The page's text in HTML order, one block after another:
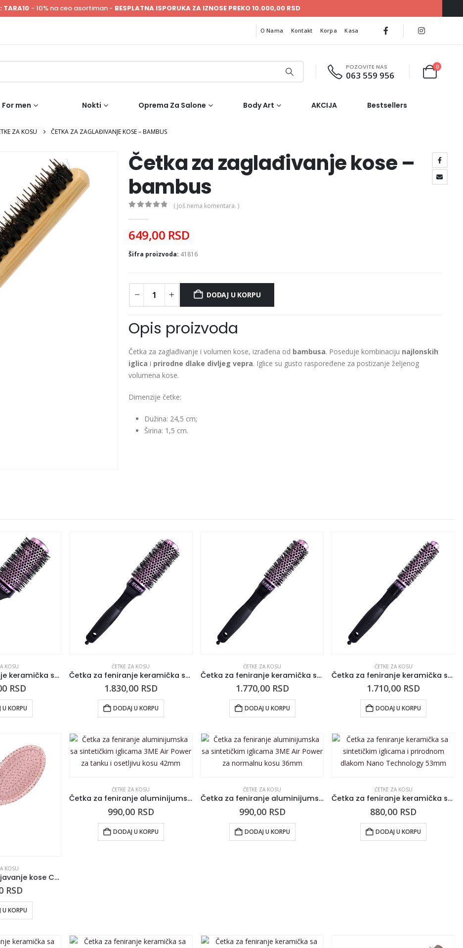
TARA10 - 10% na ceo asortiman - BESPLATNA ISPORUKA ZA IZNOSE PREKO 10.000,00 RSD
O Nama Kontakt Korpa Kasa
POZOVITE NAS
063 559 956
0
For men Nokti Oprema Za Salone Body Art AKCIJA Bestsellers
ZA KOSU ČETKA ZA ZAGLAĐIVANJE KOSE – BAMBUS
Četka za zaglađivanje kose –
bambus
( Još nema komentara. )
649,00 RSD
Šifra proizvoda: 41816
DODAJ U KORPU
Opis proizvoda
Četka za zaglađivanje i volumen kose, izrađena od bambusa. Poseduje kombinaciju najlonskih
iglica i prirodne dlake divljeg vepra. Iglice su gusto raspoređene za postizanje željenog
volumena kose.
Dimenzije četke:
Dužina: 24,5 cm;
Širina: 1,5 cm.
KOSU
Četka za feniranje keramička sa sintetičkim iglicama KIEPE Pure Pink 43mm
RSD
U KORPU
ČETKE ZA KOSU
Četka za feniranje keramička sa sintetičkim iglicama KIEPE Pure Pink 33mm
1.830,00 RSD
DODAJ U KORPU
ČETKE ZA KOSU
Četka za feniranje keramička sa sintetičkim iglicama KIEPE Pure Pink 25mm
1.770,00 RSD
DODAJ U KORPU
ČETKE ZA KOSU
Četka za feniranje keramička sa sintetičkim iglicama KIEPE Pure Pink 20mm
1.710,00 RSD
DODAJ U KORPU
KOSU
Četka za raščešljavanje kose CALA Wet ‘n Dry Geometric 66801
RSD
U KORPU
ČETKE ZA KOSU
Četka za feniranje aluminijumska sa sintetičkim iglicama 3ME Air Power za tanku i osetljivu kosu 42mm
990,00 RSD
DODAJ U KORPU
ČETKE ZA KOSU
Četka za feniranje aluminijumska sa sintetičkim iglicama 3ME Air Power za normalnu kosu 36mm
990,00 RSD
DODAJ U KORPU
ČETKE ZA KOSU
Četka za feniranje keramička sa sintetičkim iglicama i prirodnom dlakom Nano Technology 53mm
880,00 RSD
DODAJ U KORPU